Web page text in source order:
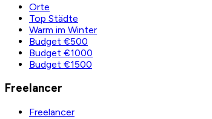
Orte
Top Städte
Warm im Winter
Budget €500
Budget €1000
Budget €1500
Freelancer
Freelancer